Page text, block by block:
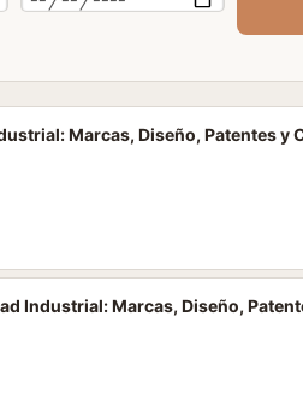
Marcas, Diseño, Patentes y
Industrial: Marcas, Diseño,